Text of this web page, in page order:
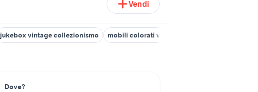
Vendi
jukebox vintage collezionismo mobili colorati vintage
Dove?